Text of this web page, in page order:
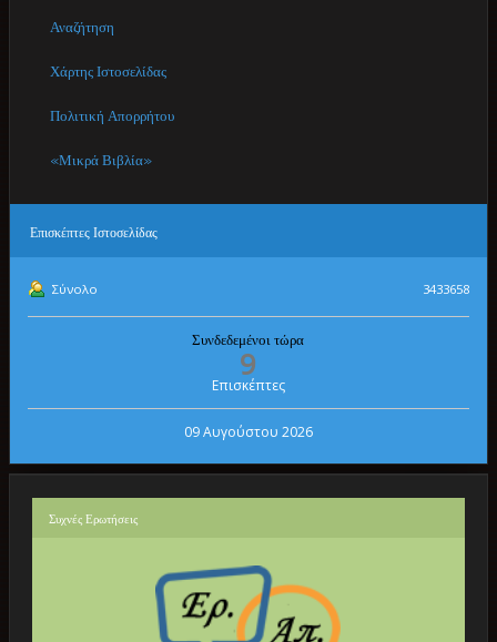
Αναζήτηση
Χάρτης Ιστοσελίδας
Πολιτική Απορρήτου
«Μικρά Βιβλία»
Επισκέπτες Ιστοσελίδας
Σύνολο 3433658
Συνδεδεμένοι τώρα
9
Επισκέπτες
09 Αυγούστου 2026
Συχνές Ερωτήσεις